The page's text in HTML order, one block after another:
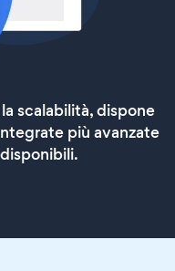
scalabilità, dispone
più avanzate